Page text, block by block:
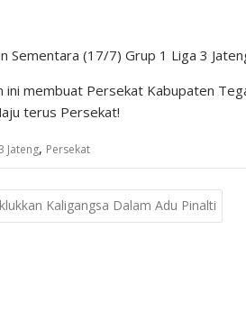
Sementara (17/7) Grup 1 Liga 3
ini membuat Persekat Kabupaten
terus Persekat!
Jateng, Persekat
Kaligangsa Dalam Adu Pinalti